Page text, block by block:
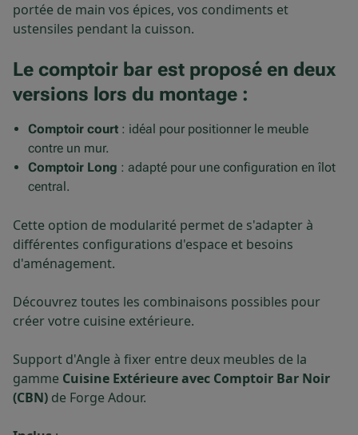
portée de main vos épices, vos condiments et
ustensiles pendant la cuisson.
Le comptoir bar est proposé en deux
versions lors du montage :
Comptoir court : idéal pour positionner le meuble
contre un mur.
Comptoir Long : adapté pour une configuration en îlot
central.
Cette option de modularité permet de s'adapter à
différentes configurations d'espace et besoins
d'aménagement.
Découvrez toutes les combinaisons possibles pour
créer votre cuisine extérieure.
Support d'Angle à fixer entre deux meubles de la
gamme Cuisine Extérieure avec Comptoir Bar Noir
(CBN) de Forge Adour.